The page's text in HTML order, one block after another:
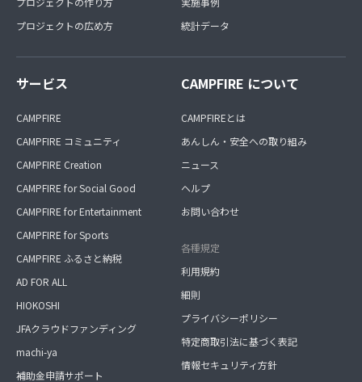
プロジェクトの広め方
統計データ
サービス
CAMPFIRE
CAMPFIRE コミュニティ
CAMPFIRE Creation
CAMPFIRE for Social Good
CAMPFIRE for Entertainment
CAMPFIRE for Sports
CAMPFIRE ふるさと納税
AD FOR ALL
HIOKOSHI
JFAクラウドファンディング
machi-ya
補助金申請サポート
CAMPFIRE について
CAMPFIREとは
あんしん・安全への取り組み
ニュース
ヘルプ
お問い合わせ
各種規定
利用規約
細則
プライバシーポリシー
特定商取引法に基づく表記
情報セキュリティ方針